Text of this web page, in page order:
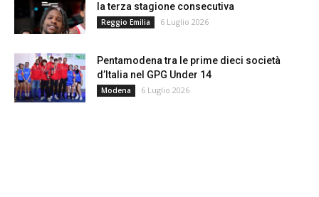
la terza stagione consecutiva
Reggio Emilia 6 Luglio 2026
Pentamodena tra le prime dieci società
d’Italia nel GPG Under 14
Modena 6 Luglio 2026